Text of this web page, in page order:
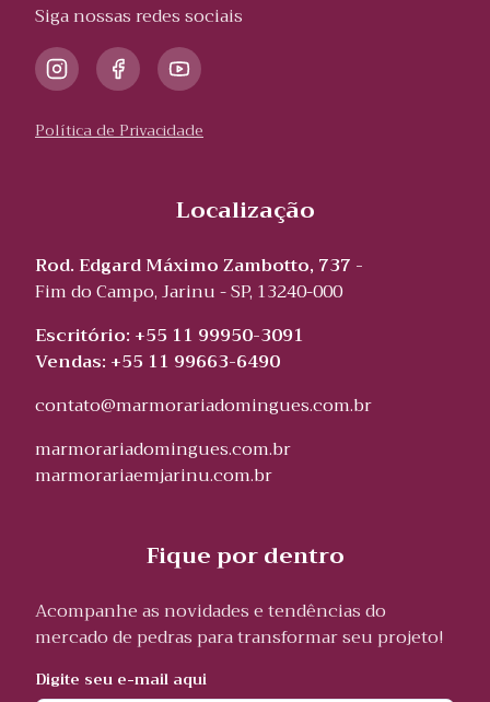
Siga nossas redes sociais
Política de Privacidade
Localização
Rod. Edgard Máximo Zambotto, 737 -
Fim do Campo, Jarinu - SP, 13240-000
Escritório: +55 11 99950-3091
Vendas: +55 11 99663-6490
contato@marmorariadomingues.com.br
marmorariadomingues.com.br
marmorariaemjarinu.com.br
Fique por dentro
Acompanhe as novidades e tendências do
mercado de pedras para transformar seu projeto!
Digite seu e-mail aqui